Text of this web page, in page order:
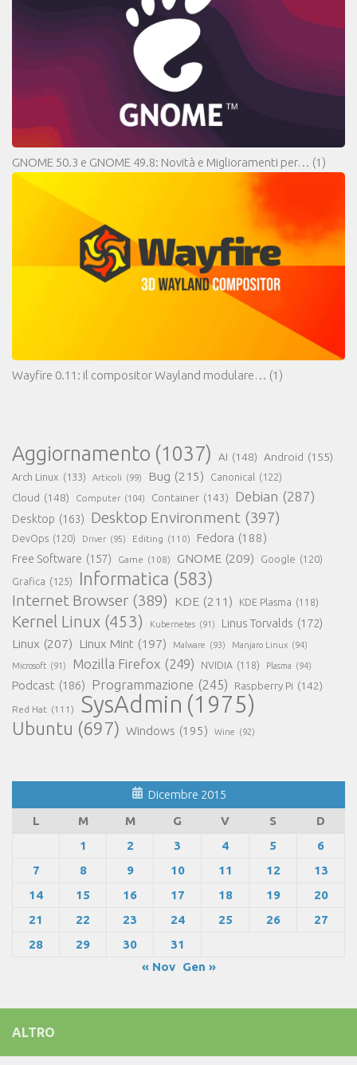
GNOME 50.3 e GNOME 49.8: Novità e Miglioramenti per… (1)
Wayfire 0.11: il compositor Wayland modulare… (1)
Aggiornamento (1037) AI (148) Android (155)
Arch Linux (133) Articoli (99) Bug (215) Canonical (122)
Cloud (148) Computer (104) Container (143) Debian (287)
Desktop (163) Desktop Environment (397)
DevOps (120) Driver (95) Editing (110) Fedora (188)
Free Software (157) Game (108) GNOME (209) Google (120)
Grafica (125) Informatica (583)
Internet Browser (389) KDE (211) KDE Plasma (118)
Kernel Linux (453) Kubernetes (91) Linus Torvalds (172)
Linux (207) Linux Mint (197) Malware (93) Manjaro Linux (94)
Microsoft (91) Mozilla Firefox (249) NVIDIA (118) Plasma (94)
Podcast (186) Programmazione (245) Raspberry Pi (142)
Red Hat (111) SysAdmin (1975)
Ubuntu (697) Windows (195) Wine (92)
Dicembre 2015
L
M M G V S
D
1
2 3 4 5
6
7
8 9 10 11 12
13
14
15 16 17 18 19
20
21
22 23 24 25 26
27
28
29 30
31
« Nov
Gen »
ALTRO